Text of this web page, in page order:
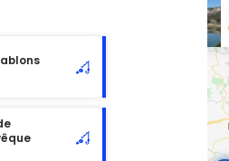
d'Yvré/Changé
(merci de consulter
spécificités)